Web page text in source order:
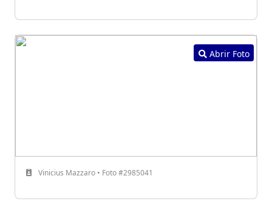
Abrir Foto
Vinicius Mazzaro • Foto #2985041